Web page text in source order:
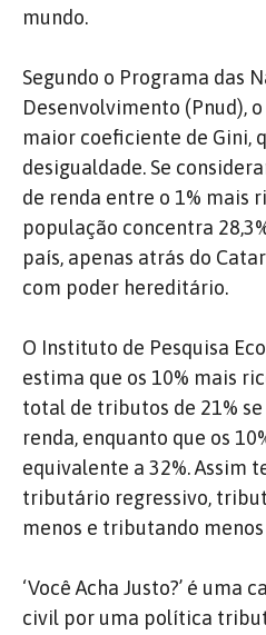
mundo.
Segundo o Programa das
Desenvolvimento (Pnud),
maior coeficiente de Gini,
desigualdade. Se
de renda entre o 1% mais
população concentra
país, apenas atrás do
com poder hereditário.
O Instituto de Pesquisa
estima que os 10% mais
total de tributos de 21%
renda, enquanto que os
equivalente a 32%. Assim
tributário regressivo,
menos e tributando
‘Você Acha Justo?’ é uma
civil por uma política